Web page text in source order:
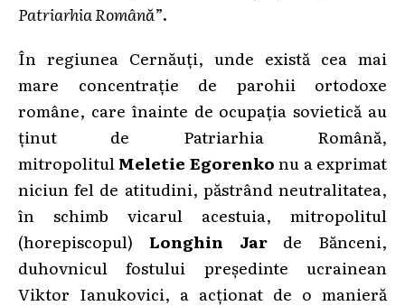
Patriarhia Română”.
În regiunea Cernăuți, unde există cea mai
mare concentrație de parohii ortodoxe
române, care înainte de ocupația sovietică au
ținut de Patriarhia Română,
mitropolitul Meletie Egorenkonu a exprimat
niciun fel de atitudini, păstrând neutralitatea,
în schimb vicarul acestuia, mitropolitul
(horepiscopul) Longhin Jarde Bănceni,
duhovnicul fostului președinte ucrainean
Viktor Ianukovici, a acționat de o manieră